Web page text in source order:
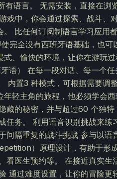
语言。 无需安装，直接在浏
中，你会通过探索、战斗、
比任何订阅制语言学习应用
完全没有西班牙语基础，也可
、愉快的环境，让你在游玩
语） 在每一段对话、每一个
内置3 种模式，可根据需要调
轻主角的旅程，他必须学会
藏的秘密，并与超过60 个独
务。 利用语音识别挑战来练
间隔重复的战斗挑战 参与以语
）原理设计，有助于形
看医生预约等。 在接近真实生
通过难度设置，让你的冒险更